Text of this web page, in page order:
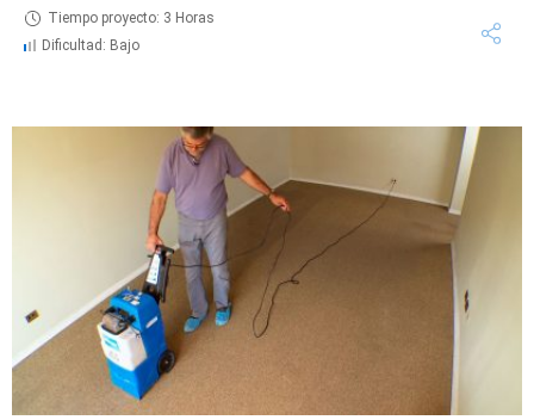
Tiempo proyecto: 3 Horas
Dificultad: Bajo